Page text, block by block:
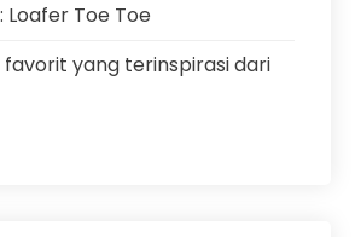
Loafer Toe Toe
favorit yang terinspirasi dari